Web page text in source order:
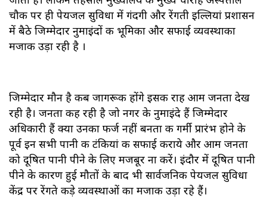
चौक पर ही पेयजल सुविधा में गंदगी और रेंगती इल्लियां प्रशासन
में बैठे जिम्मेदार नुमाइंदों की भूमिका और सफाई व्यवस्थाका
मजाक उड़ा रही है ।
जिम्मेदार मौन है कब जागरूक होंगे इसकी राह आम जनता देख
रही है। जनता कह रही है जो नगर के नुमाइंदे हैं जिम्मेदार
अधिकारी हैं क्या उनका फर्ज नहीं बनता की गर्मी प्रारंभ होने के
पूर्व इन सभी पानी की टंकियां की सफाई कराये और आम जनता
को दूषित पानी पीने के लिए मजबूर ना करें। इंदौर में दूषित पानी
पीने के कारण हुई मौतों के बाद भी सार्वजनिक पेयजल सुविधा
केंद्र पर रेंगते कीड़े व्यवस्थाओं का मजाक उड़ा रहे हैं।